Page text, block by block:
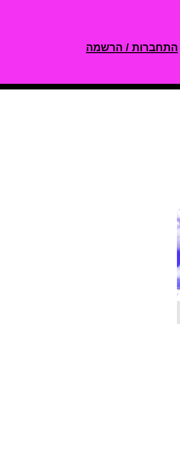
התחברות / הרשמה